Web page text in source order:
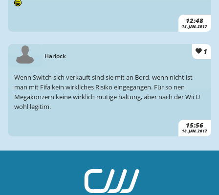
12:48
18. JAN. 2017
Harlock 1
15:56
18. JAN. 2017
Wenn Switch sich verkauft sind sie mit an Bord, wenn nicht ist
man mit Fifa kein wirkliches Risiko eingegangen. Für so nen
Megakonzern keine wirklich mutige haltung, aber nach der Wii U
wohl legitim.